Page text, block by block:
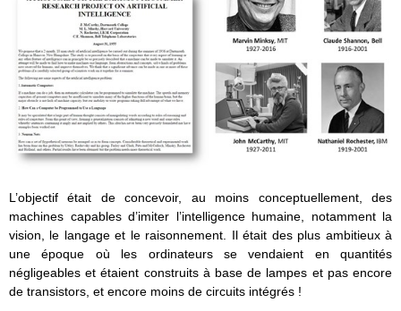
L’objectif était de concevoir, au moins conceptuellement, des
machines capables d’imiter l’intelligence humaine, notamment la
vision, le langage et le raisonnement. Il était des plus ambitieux à
une époque où les ordinateurs se vendaient en quantités
négligeables et étaient construits à base de lampes et pas encore
de transistors, et encore moins de circuits intégrés !